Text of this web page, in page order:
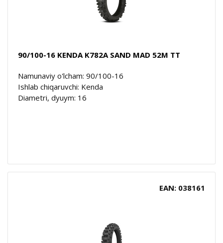
90/100-16 KENDA K782A SAND MAD 52M TT
Namunaviy o'lcham: 90/100-16
Ishlab chiqaruvchi: Kenda
Diametri, dyuym: 16
EAN: 038161